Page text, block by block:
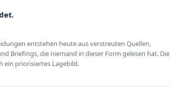
entstehen heute aus verstreuten Quellen,
Briefings, die niemand in dieser Form gelesen hat. Die
ein priorisiertes Lagebild.